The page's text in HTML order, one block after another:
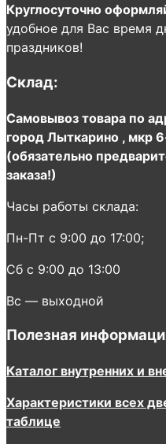
Круглосуточно
удобное для Вас время
праздников!
Склад:
Самовывоз товара по
город Лыткарино , мкр
(обязательно
заказа!)
Часы работы склада:
Пн-Пт с 9:00 до 17:00;
Сб с 9:00 до 13:00
Вс — выходной
Полезная
Каталог внутренних и
Характеристики всех
таблице